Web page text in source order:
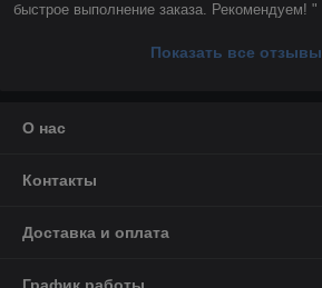
быстрое выполнение заказа. Рекомендуем! "
Показать все отзывы
О нас
Контакты
Доставка и оплата